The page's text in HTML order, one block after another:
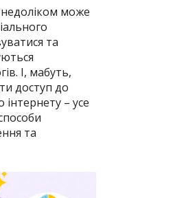
може
та
І, мабуть,
доступ до
інтернету – усе
та